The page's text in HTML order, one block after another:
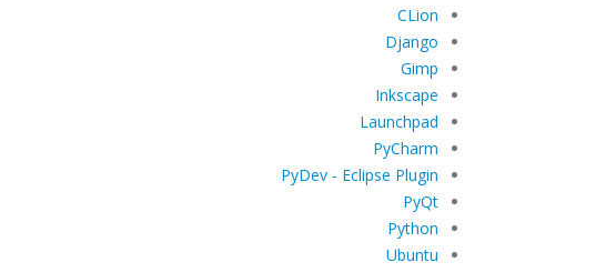
CLion
Django
Gimp
Inkscape
Launchpad
PyCharm
PyDev - Eclipse Plugin
PyQt
Python
Ubuntu